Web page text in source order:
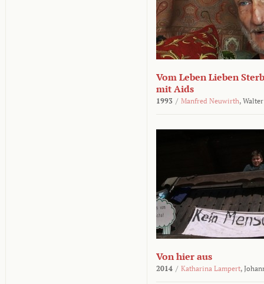
Vom Leben Lieben
mit Aids
1993 / Manfred Neuwirth,
Von hier aus
2014 / Katharina Lampert,